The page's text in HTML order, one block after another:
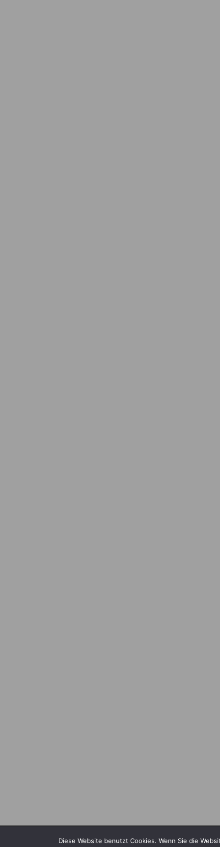
Wir verwenden Cookies, um dir die bestmögliche
You can find out more about which cookies we are
Diese Website benutzt Cookies. Wenn Sie die